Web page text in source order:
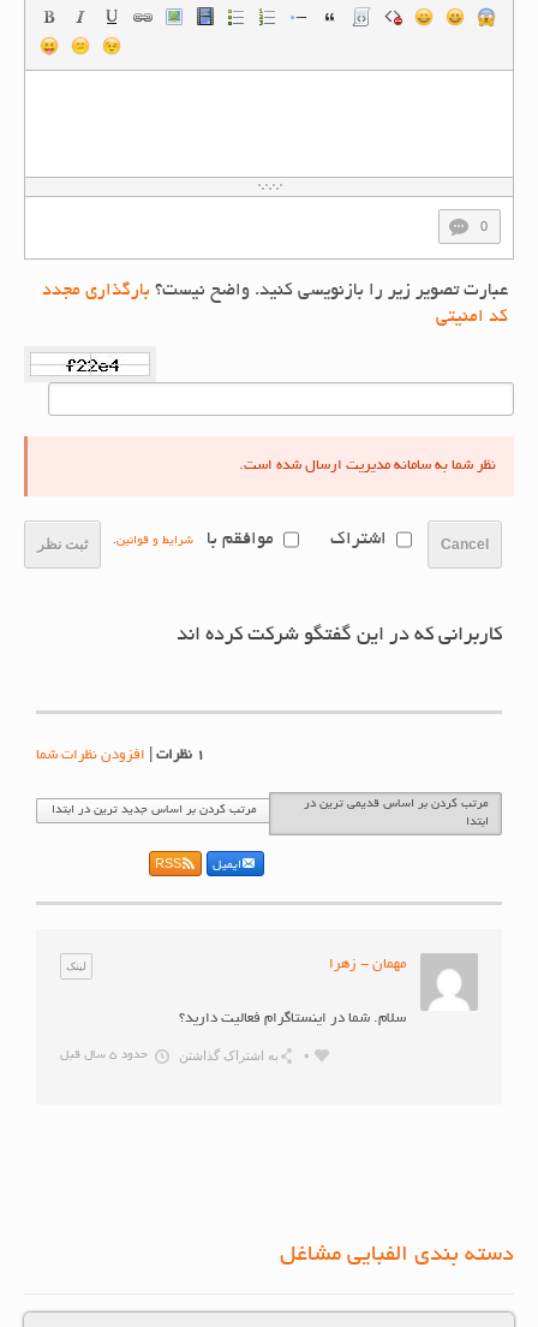
عبارت تصویر زیر را بازنویسی کنید. واضح نیست؟بارگذاری مجدد
کد امنیتی
نظر شما به سامانه مدیریت ارسال شده است.
ثبت نظر Cancel اشتراک موافقم با شرایط و قوانین.
کاربرانی که در این گفتگو شرکت کرده اند
نظرات |افزودن نظرات شما
مرتب کردن بر اساس قدیمی ترین در
مرتب کردن بر اساس جدید ترین در ابتدا
ایمیل RSS
مهمان - زهرا
سلام. شما در اینستاگرام فعالیت دارید؟
حدود 5 سال قبل 0 به اشتراک گذاشتن
دسته بندی الفبایی مشاغل